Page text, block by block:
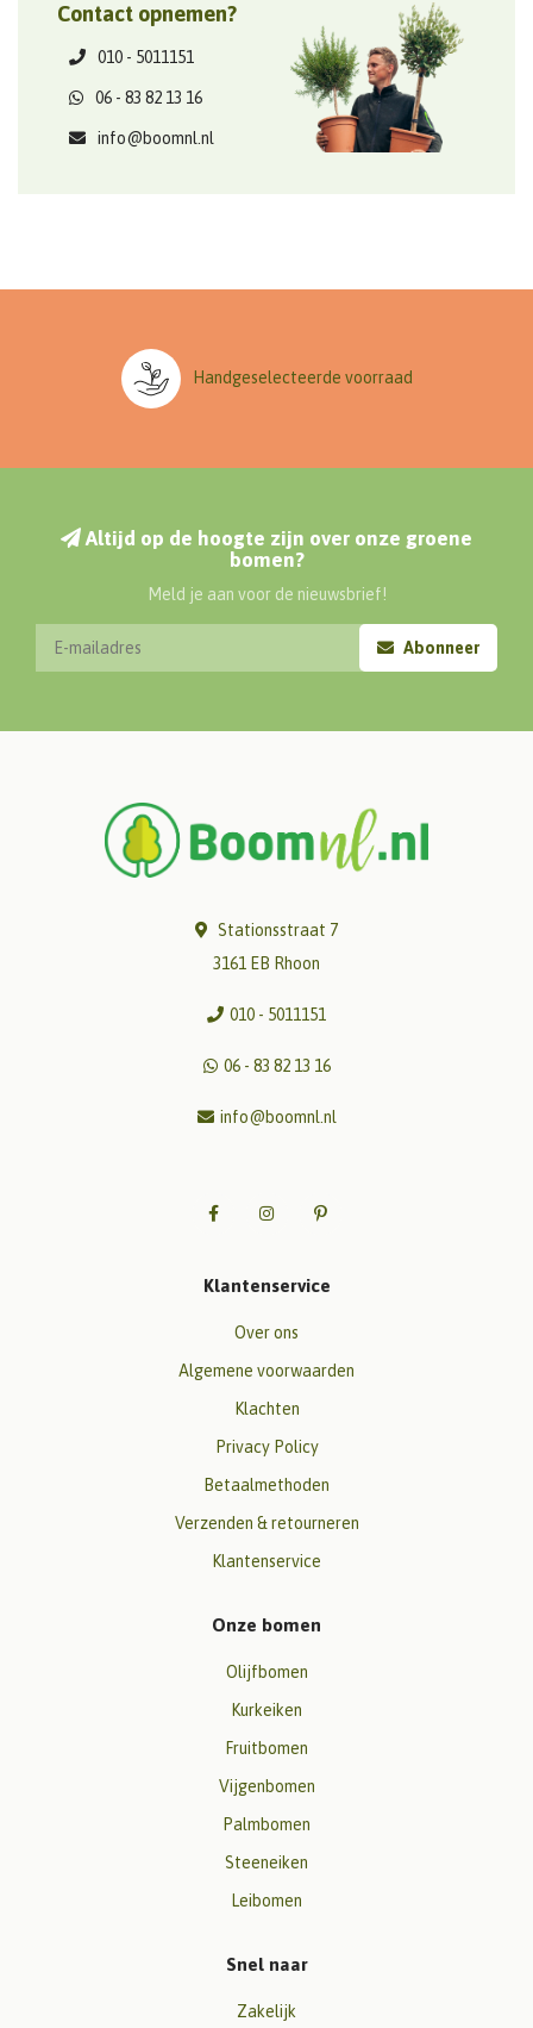
Contact opnemen?
010 - 5011151
06 - 83 82 13 16
info@boomnl.nl
Handgeselecteerde voorraad
Altijd op de hoogte zijn over onze groene
bomen?
Meld je aan voor de nieuwsbrief!
Abonneer
Stationsstraat 7
3161 EB Rhoon
010 - 5011151
06 - 83 82 13 16
info@boomnl.nl
Klantenservice
Over ons
Algemene voorwaarden
Klachten
Privacy Policy
Betaalmethoden
Verzenden & retourneren
Klantenservice
Onze bomen
Olijfbomen
Kurkeiken
Fruitbomen
Vijgenbomen
Palmbomen
Steeneiken
Leibomen
Snel naar
Zakelijk